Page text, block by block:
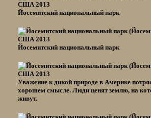
Йосемитский национальный парк
Йосемитский национальный парк
Уважение к дикой природе в Америке
хорошем смысле. Люди ценят землю, на
живут.